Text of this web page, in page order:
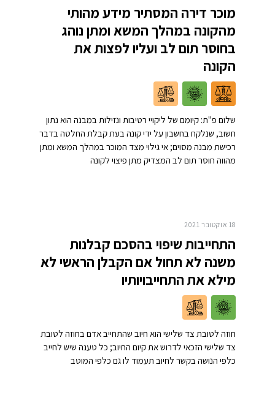
מוכר דירה המסתיר מידע מהותי
מהקונה במהלך המשא ומתן נוהג
בחוסר תום לב ועליו לפצות את
הקונה
שלום פ"ת: קיומם של ליקויי רטיבות ונזילות במבנה הוא נתון
חשוב, שנלקח בחשבון על ידי קונה בעת קבלת החלטה בדבר
רכישת מבנה מסוים; אי גילוי מצד המוכר במהלך המשא ומתן
מהווה חוסר תום לב המצדיק מתן פיצוי לקונה
18 אוקטובר 2021
התחייבות שיפוי בהסכם קבלנות
משנה לא תחול אם הקבלן הראשי לא
מילא את התחייבויותיו
חוזה לטובת צד שלישי הוא חיוב שהתחייב אדם בחוזה לטובת
צד שלישי הזכאי לדרוש את קיום החיוב; כל טענה שיש לחייב
כלפי הנושה בקשר לחיוב תעמוד לו גם כלפי המוטב